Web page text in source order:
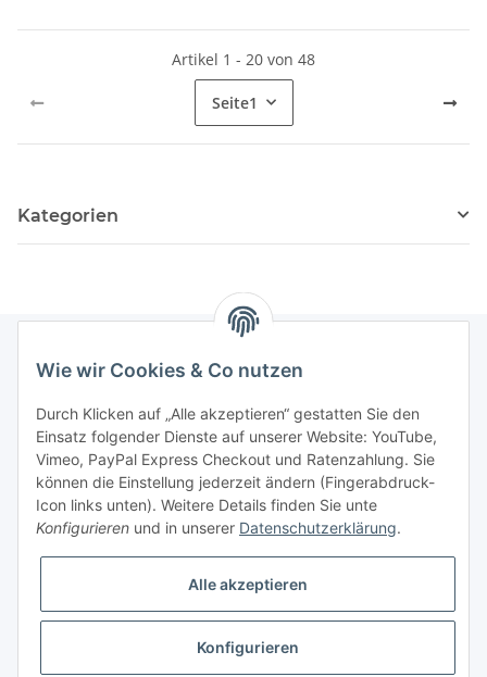
Artikel 1 - 20 von 48
Seite1
Kategorien
Gesetzliche Informationen
Vertrag widerrufen
* Alle Preise zzgl. gesetzlicher USt., zzgl.Versand
Wie wir Cookies & Co nutzen
Durch Klicken auf „Alle akzeptieren“ gestatten Sie den
Einsatz folgender Dienste auf unserer Website: YouTube,
Vimeo, PayPal Express Checkout und Ratenzahlung. Sie
können die Einstellung jederzeit ändern (Fingerabdruck-
Icon links unten). Weitere Details finden Sie unte
Konfigurieren und in unserer Datenschutzerklärung.
Alle akzeptieren
Konfigurieren